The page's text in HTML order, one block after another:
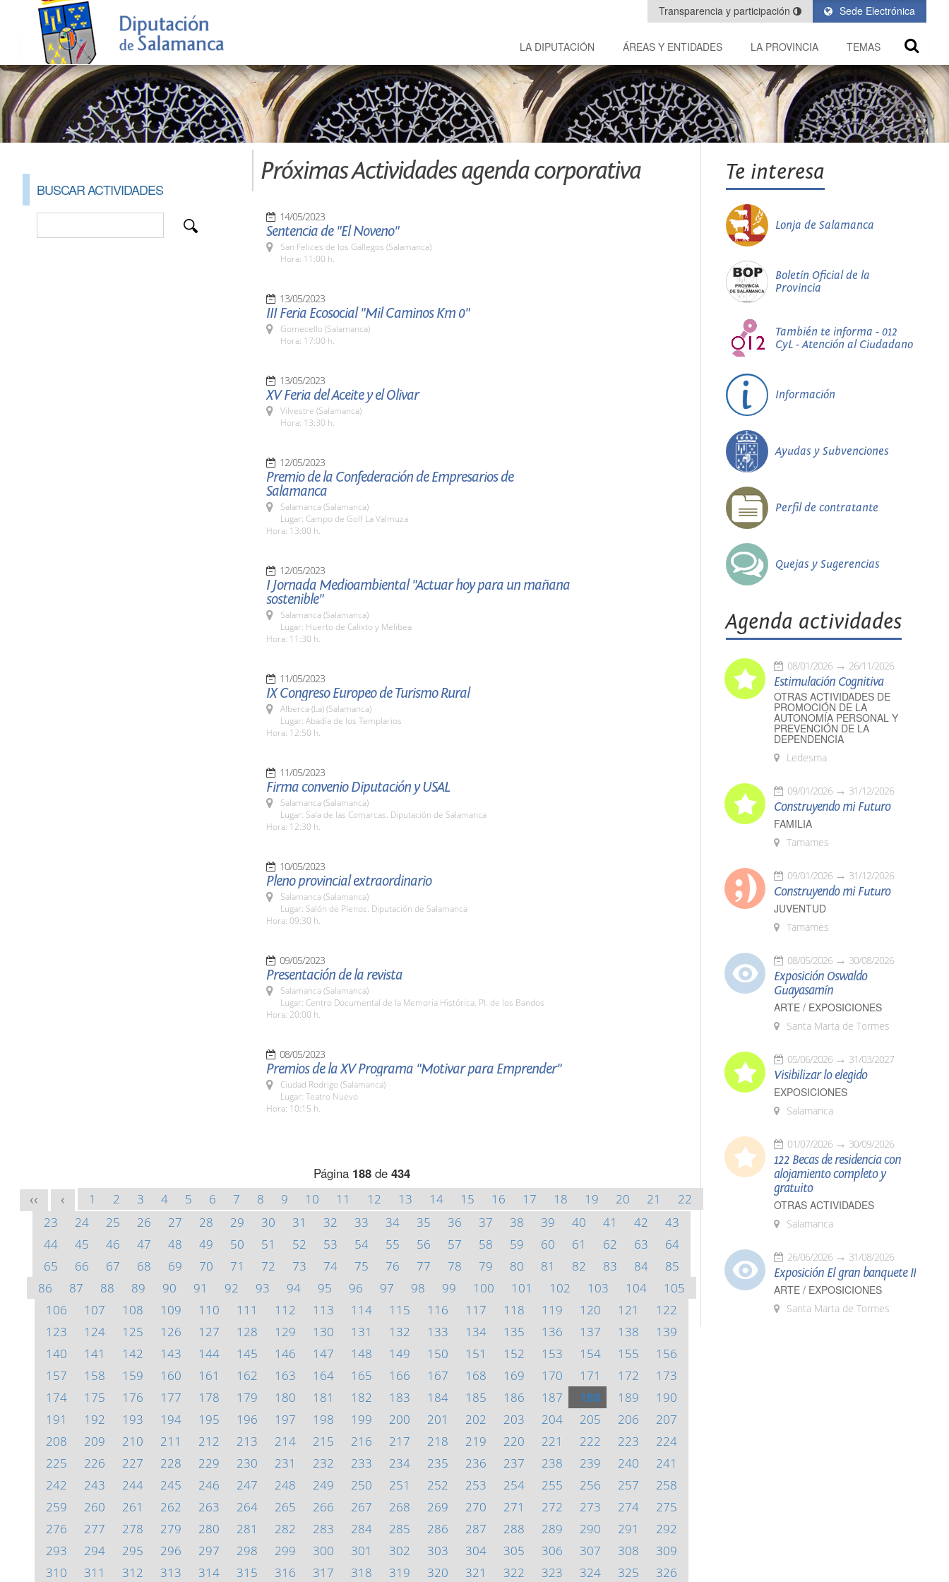
Sede Electrónica
Transparencia y participación
LA DIPUTACIÓN ÁREAS Y ENTIDADES LA PROVINCIA TEMAS
BUSCAR ACTIVIDADES
Próximas Actividades agenda corporativa
14/05/2023
Sentencia de "El Noveno"
San Felices de los Gallegos (Salamanca)
Hora: 11:00 h.
13/05/2023
III Feria Ecosocial "Mil Caminos Km 0"
Gomecello (Salamanca)
Hora: 17:00 h.
13/05/2023
XV Feria del Aceite y el Olivar
Vilvestre (Salamanca)
Hora: 13:30 h.
12/05/2023
Premio de la Confederación de Empresarios de
Salamanca
Salamanca (Salamanca)
Lugar: Campo de Golf La Valmuza
Hora: 13:00 h.
12/05/2023
I Jornada Medioambiental "Actuar hoy para un mañana
sostenible"
Salamanca (Salamanca)
Lugar: Huerto de Calixto y Melibea
Hora: 11:30 h.
11/05/2023
IX Congreso Europeo de Turismo Rural
Alberca (La) (Salamanca)
Lugar: Abadía de los Templarios
Hora: 12:50 h.
11/05/2023
Firma convenio Diputación y USAL
Salamanca (Salamanca)
Lugar: Sala de las Comarcas. Diputación de Salamanca
Hora: 12:30 h.
10/05/2023
Pleno provincial extraordinario
Salamanca (Salamanca)
Lugar: Salón de Plenos. Diputación de Salamanca
Hora: 09:30 h.
09/05/2023
Presentación de la revista
Salamanca (Salamanca)
Lugar: Centro Documental de la Memoria Histórica. Pl. de los Bandos
Hora: 20:00 h.
08/05/2023
Premios de la XV Programa "Motivar para Emprender"
Ciudad Rodrigo (Salamanca)
Lugar: Teatro Nuevo
Hora: 10:15 h.
Página 188de 434
<< < 1 2 3 4 5 6 7 8 9 10 11 12 13 14 15 16 17 18 19 20 21
22
23
24 25 26 27 28 29 30 31 32 33 34 35 36 37 38 39 40 41 42
43
44
45 46 47 48 49 50 51 52 53 54 55 56 57 58 59 60 61 62 63
64
65
66 67 68 69 70 71 72 73 74 75 76 77 78 79 80 81 82 83 84
85
86
87 88 89 90 91 92 93 94 95 96 97 98 99 100 101 102 103 104
105
106
107 108 109 110 111 112 113 114 115 116 117 118 119 120 121
122
123
124 125 126 127 128 129 130 131 132 133 134 135 136 137 138
139
140
141 142 143 144 145 146 147 148 149 150 151 152 153 154 155
156
157
158 159 160 161 162 163 164 165 166 167 168 169 170 171 172
173
174
175 176 177 178 179 180 181 182 183 184 185 186 187 188 189
190
191
192 193 194 195 196 197 198 199 200 201 202 203 204 205 206
207
208
209 210 211 212 213 214 215 216 217 218 219 220 221 222 223
224
225
226 227 228 229 230 231 232 233 234 235 236 237 238 239 240
241
242
243 244 245 246 247 248 249 250 251 252 253 254 255 256 257
258
259
260 261 262 263 264 265 266 267 268 269 270 271 272 273 274
275
276
277 278 279 280 281 282 283 284 285 286 287 288 289 290 291
292
293
294 295 296 297 298 299 300 301 302 303 304 305 306 307 308
309
310
311 312 313 314 315 316 317 318 319 320 321 322 323 324 325 326
Te interesa
Lonja de Salamanca
Boletín Oficial de la
Provincia
También te informa - 012
CyL - Atención al Ciudadano
Información
Ayudas y Subvenciones
Perfil de contratante
Quejas y Sugerencias
Agenda actividades
08/01/2026 26/11/2026
Estimulación Cognitiva
OTRAS ACTIVIDADES DE
PROMOCIÓN DE LA
AUTONOMÍA PERSONAL Y
PREVENCIÓN DE LA
DEPENDENCIA
Ledesma
09/01/2026 31/12/2026
Construyendo mi Futuro
FAMILIA
Tamames
09/01/2026 31/12/2026
Construyendo mi Futuro
JUVENTUD
Tamames
08/05/2026 30/08/2026
Exposición Oswaldo
Guayasamín
ARTE / EXPOSICIONES
Santa Marta de Tormes
05/06/2026 31/03/2027
Visibilizar lo elegido
EXPOSICIONES
Salamanca
01/07/2026 30/09/2026
122 Becas de residencia con
alojamiento completo y
gratuito
OTRAS ACTIVIDADES
Salamanca
26/06/2026 31/08/2026
Exposición El gran banquete II
ARTE / EXPOSICIONES
Santa Marta de Tormes